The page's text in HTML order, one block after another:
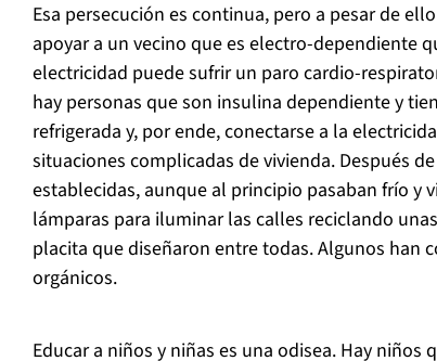
Esa persecución es continua, pero a pesar de
apoyar a un vecino que es electro-dependiente
electricidad puede sufrir un paro cardio-
hay personas que son insulina dependiente y
refrigerada y, por ende, conectarse a la
situaciones complicadas de vivienda. Después
establecidas, aunque al principio pasaban frío y
lámparas para iluminar las calles reciclando
placita que diseñaron entre todas. Algunos han
orgánicos.
Educar a niños y niñas es una odisea. Hay